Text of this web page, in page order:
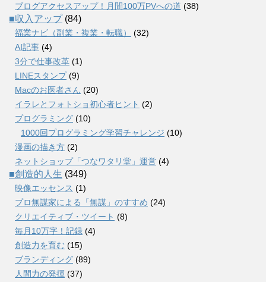
ブログアクセスアップ！月間100万PVへの道 (38)
■収入アップ(84)
福業ナビ（副業・複業・転職）
(32)
AI記事 (4)
3分で仕事改革 (1)
LINEスタンプ(9)
Macのお医者さん (20)
イラレとフォトショ初心者ヒント (2)
プログラミング (10)
1000回プログラミング学習チャレンジ (10)
漫画の描き方 (2)
ネットショップ「つなワタリ堂」運営 (4)
■創造的人生 (349)
映像エッセンス (1)
プロ無謀家による「無謀」のすすめ (24)
クリエイティブ・ツイート (8)
毎月10万字！記録 (4)
創造力を育む (15)
ブランディング (89)
人間力の発揮 (37)